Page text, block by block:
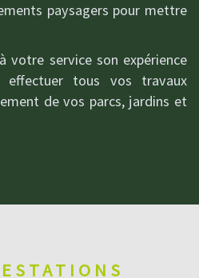
paysagers pour mettre
votre service son expérience
tous vos travaux
de vos parcs, jardins et